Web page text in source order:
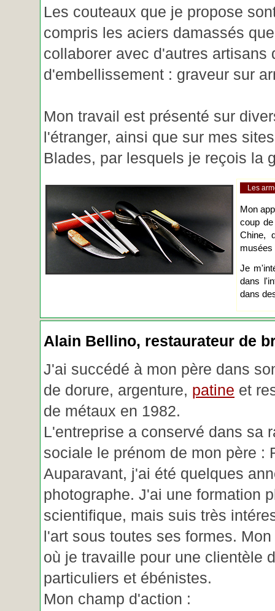
Les couteaux que je propose
compris les aciers damassés
collaborer avec d'autres artisans
d'embellissement : graveur sur
Mon travail est présenté sur
l'étranger, ainsi que sur mes
Blades, par lesquels je reçois la
Les
Mon
coup
Chine,
musées
Je
dans
dans
Alain Bellino, restaurateur de
J'ai succédé à mon père dans
de dorure, argenture, patine et
de métaux en 1982.
L'entreprise a conservé dans sa
sociale le prénom de mon père :
Auparavant, j'ai été quelques
photographe. J'ai une formation
scientifique, mais suis très
l'art sous toutes ses formes.
où je travaille pour une clientèle
particuliers et ébénistes.
Mon champ d'action :